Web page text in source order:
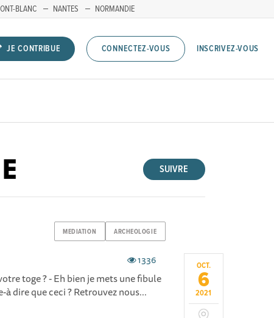
BLANC NANTES NORMANDIE
JE CONTRIBUE CONNECTEZ-VOUS INSCRIVEZ-VOUS
SUIVRE
MEDIATION ARCHEOLOGIE
OCT.
6
2021
1336
toge ? - Eh bien je mets une fibule
dire que ceci ? Retrouvez nous...